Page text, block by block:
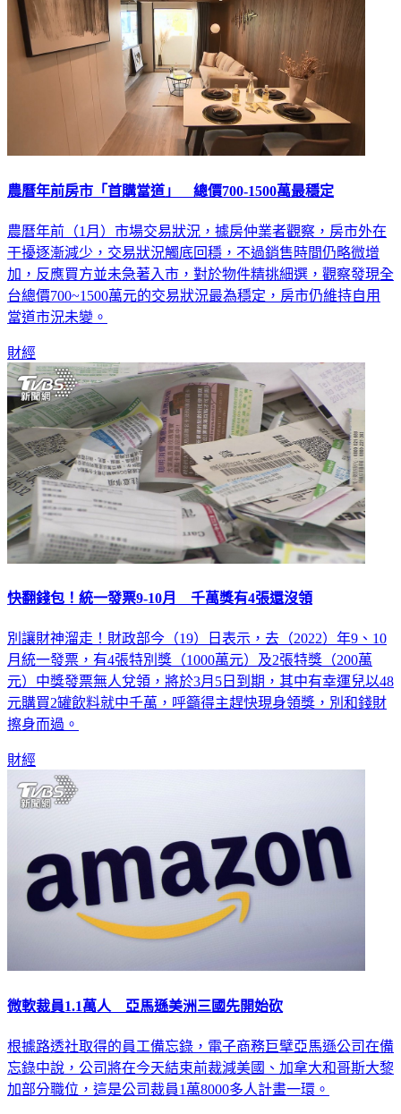
農曆年前（1月）市場交易狀況，據房仲業者觀察，房市外在
干擾逐漸減少，交易狀況觸底回穩，不過銷售時間仍略微增
加，反應買方並未急著入市，對於物件精挑細選，觀察發現全
台總價700~1500萬元的交易狀況最為穩定，房市仍維持自用
財經
別讓財神溜走！財政部今（19）日表示，去（2022）年9、10
月統一發票，有4張特別獎（1000萬元）及2張特獎（200萬
元）中獎發票無人兌領，將於3月5日到期，其中有幸運兒以48
元購買2罐飲料就中千萬，呼籲得主趕快現身領獎，別和錢財
財經
根據路透社取得的員工備忘錄，電子商務巨擘亞馬遜公司在備
忘錄中說，公司將在今天結束前裁減美國、加拿大和哥斯大黎